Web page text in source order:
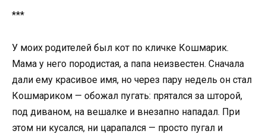
***
У моих родителей был кот по кличке Кошмарик.
Мама у него породистая, а папа неизвестен. Сначала
дали ему красивое имя, но через пару недель он стал
Кошмариком — обожал пугать: прятался за шторой,
под диваном, на вешалке и внезапно нападал. При
этом ни кусался, ни царапался — просто пугал и